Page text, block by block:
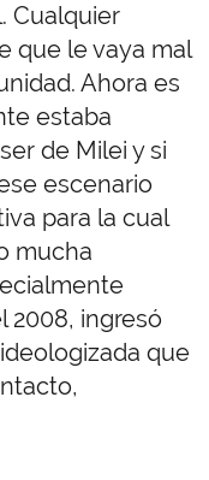
Cualquier
que le vaya mal
Ahora es
estaba
de Milei y si
escenario
para la cual
mucha
2008, ingresó
que